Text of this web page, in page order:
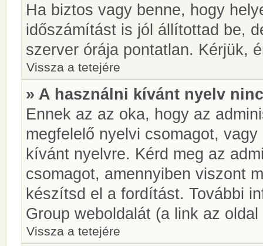
Ha biztos vagy benne, hogy
időszámítást is jól állítottad be,
szerver órája pontatlan. Kérjük,
Vissza a tetejére
» A használni kívánt nyelv
Ennek az az oka, hogy az
megfelelő nyelvi csomagot,
kívánt nyelvre. Kérd meg az
csomagot, amennyiben viszont
készítsd el a fordítást. További
Group weboldalát (a link az
Vissza a tetejére